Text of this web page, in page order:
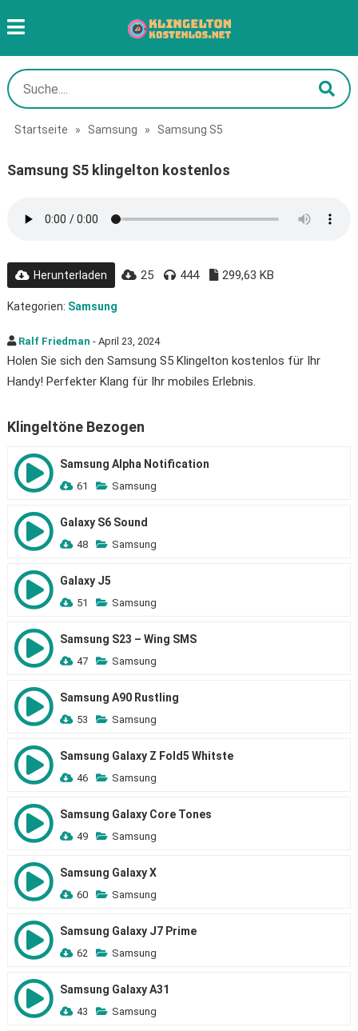
Startseite » Samsung » Samsung S5
Samsung S5 klingelton kostenlos
Herunterladen 25 444 299,63 KB
Kategorien: Samsung
Ralf Friedman - April 23, 2024
Holen Sie sich den Samsung S5 Klingelton kostenlos für Ihr
Handy! Perfekter Klang für Ihr mobiles Erlebnis.
Klingeltöne Bezogen
Samsung Alpha Notification
61 Samsung
Galaxy S6 Sound
48 Samsung
Galaxy J5
51 Samsung
Samsung S23 – Wing SMS
47 Samsung
Samsung A90 Rustling
53 Samsung
Samsung Galaxy Z Fold5 Whitste
46 Samsung
Samsung Galaxy Core Tones
49 Samsung
Samsung Galaxy X
60 Samsung
Samsung Galaxy J7 Prime
62 Samsung
Samsung Galaxy A31
43 Samsung